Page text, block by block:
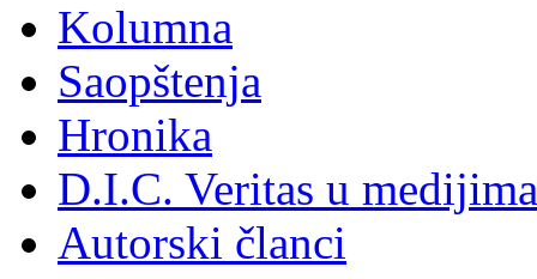
Kolumna
Saopštenja
Hronika
D.I.C. Veritas u medijima
Autorski članci